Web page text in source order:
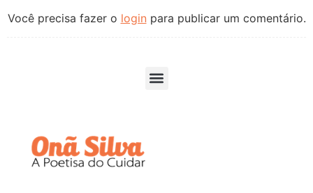
Você precisa fazer o login para publicar um comentário.